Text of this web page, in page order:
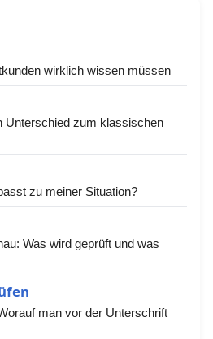
wirklich wissen müssen
Unterschied zum klassischen
zu meiner Situation?
Was wird geprüft und was
man vor der Unterschrift